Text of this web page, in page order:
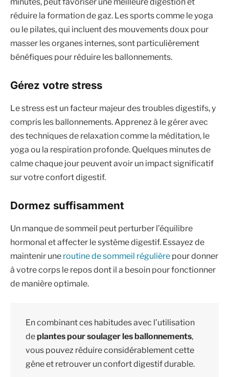
réduire la formation de gaz. Les sports comme le yoga
ou le pilates, qui incluent des mouvements doux pour
masser les organes internes, sont particulièrement
bénéfiques pour réduire les ballonnements.
Gérez votre stress
Le stress est un facteur majeur des troubles digestifs, y
compris les ballonnements. Apprenez à le gérer avec
des techniques de relaxation comme la méditation, le
yoga ou la respiration profonde. Quelques minutes de
calme chaque jour peuvent avoir un impact significatif
sur votre confort digestif.
Dormez suffisamment
Un manque de sommeil peut perturber l’équilibre
hormonal et affecter le système digestif. Essayez de
maintenir une routine de sommeil régulière pour donner
à votre corps le repos dont il a besoin pour fonctionner
de manière optimale.
En combinant ces habitudes avec l’utilisation
deplantes pour soulager les ballonnements,
vous pouvez réduire considérablement cette
gêne et retrouver un confort digestif durable.